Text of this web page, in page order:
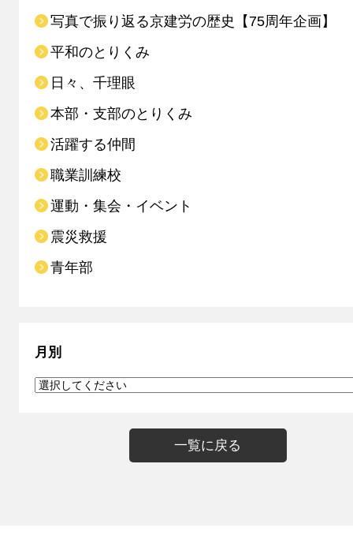
写真で振り返る京建労の歴史【75周年企画】
平和のとりくみ
日々、千理眼
本部・支部のとりくみ
活躍する仲間
職業訓練校
運動・集会・イベント
震災救援
青年部
月別
一覧に戻る